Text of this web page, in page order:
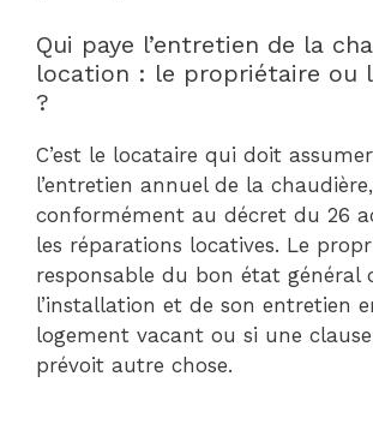
Qui paye l’entretien de la
location : le propriétaire ou
?
C’est le locataire qui doit
l’entretien annuel de la chaudière,
conformément au décret du 26
les réparations locatives. Le
responsable du bon état général
l’installation et de son entretien
logement vacant ou si une
prévoit autre chose.